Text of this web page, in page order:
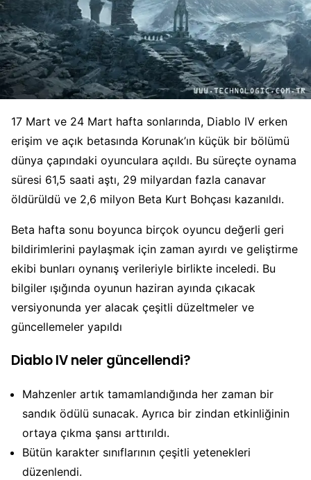
17 Mart ve 24 Mart hafta sonlarında, Diablo IV erken
erişim ve açık betasında Korunak’ın küçük bir bölümü
dünya çapındaki oyunculara açıldı. Bu süreçte oynama
süresi 61,5 saati aştı, 29 milyardan fazla canavar
öldürüldü ve 2,6 milyon Beta Kurt Bohçası kazanıldı.
Beta hafta sonu boyunca birçok oyuncu değerli geri
bildirimlerini paylaşmak için zaman ayırdı ve geliştirme
ekibi bunları oynanış verileriyle birlikte inceledi. Bu
bilgiler ışığında oyunun haziran ayında çıkacak
versiyonunda yer alacak çeşitli düzeltmeler ve
güncellemeler yapıldı
Diablo IV neler güncellendi?
Mahzenler artık tamamlandığında her zaman bir
sandık ödülü sunacak. Ayrıca bir zindan etkinliğinin
ortaya çıkma şansı arttırıldı.
Bütün karakter sınıflarının çeşitli yetenekleri
düzenlendi.